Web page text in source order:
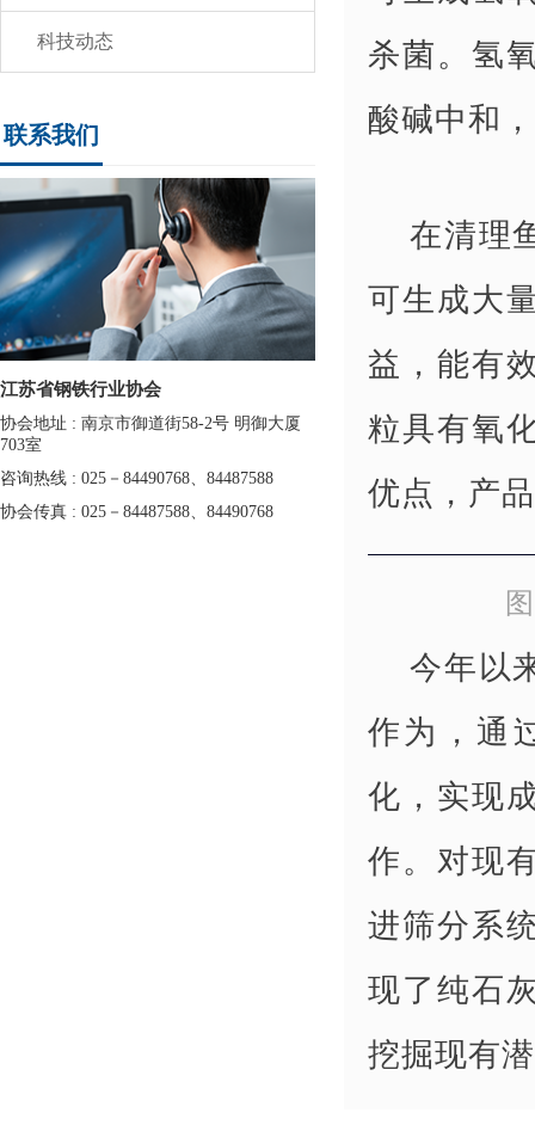
科技动态
联系我们
江苏省钢铁行业协会
协会地址 : 南京市御道街58-2号 明御大厦
703室
咨询热线 : 025－84490768、84487588
协会传真 : 025－84487588、84490768
杀菌。氢
酸碱中和
在清理
可生成大
益，能有
粒具有氧
优点，产
今年以
作为，通
化，实现
作。对现
进筛分系
现了纯石
挖掘现有